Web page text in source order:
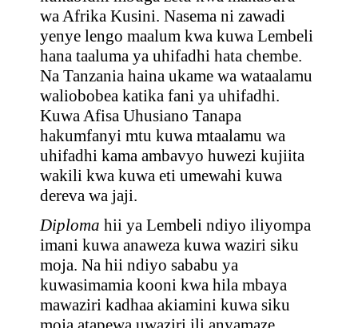
wa Afrika Kusini. Nasema ni zawadi
yenye lengo maalum kwa kuwa Lembeli
hana taaluma ya uhifadhi hata chembe.
Na Tanzania haina ukame wa wataalamu
waliobobea katika fani ya uhifadhi.
Kuwa Afisa Uhusiano Tanapa
hakumfanyi mtu kuwa mtaalamu wa
uhifadhi kama ambavyo huwezi kujiita
wakili kwa kuwa eti umewahi kuwa
dereva wa jaji.
Diploma hii ya Lembeli ndiyo iliyompa
imani kuwa anaweza kuwa waziri siku
moja. Na hii ndiyo sababu ya
kuwasimamia kooni kwa hila mbaya
mawaziri kadhaa akiamini kuwa siku